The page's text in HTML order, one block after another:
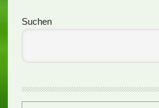
Seitenspalte
Suchen